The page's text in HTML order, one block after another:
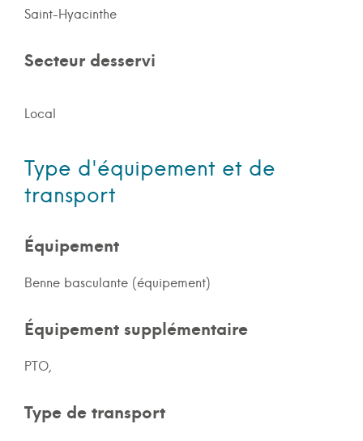
Saint-Hyacinthe
Secteur desservi
Local
Type d'équipement et de
transport
Équipement
Benne basculante (équipement)
Équipement supplémentaire
PTO,
Type de transport